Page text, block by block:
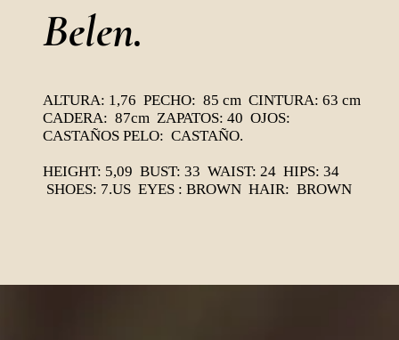
Belen.
ALTURA: 1,76 PECHO: 85 cm CINTURA: 63 cm
CADERA: 87cm ZAPATOS: 40 OJOS:
CASTAÑOS PELO: CASTAÑO.
HEIGHT: 5,09 BUST: 33 WAIST: 24 HIPS: 34
SHOES: 7.US EYES : BROWN HAIR: BROWN